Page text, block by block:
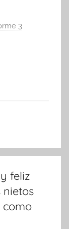
3
feliz
nietos
como